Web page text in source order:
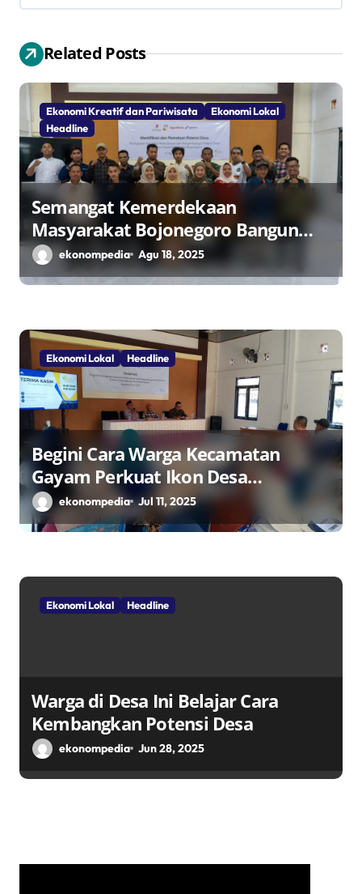
i
p
o
s
Related Posts
Ekonomi Kreatif dan Pariwisata
Ekonomi Lokal
Headline
Semangat Kemerdekaan
Masyarakat Bojonegoro Bangun
Desa Mandiri Ekonomi
ekonompedia Agu 18, 2025
Ekonomi Lokal Headline
Begini Cara Warga Kecamatan
Gayam Perkuat Ikon Desa
Penggerak Ekonomi Lokal Melalui
TPID
ekonompedia Jul 11, 2025
Ekonomi Lokal Headline
Warga di Desa Ini Belajar Cara
Kembangkan Potensi Desa
ekonompedia Jun 28, 2025